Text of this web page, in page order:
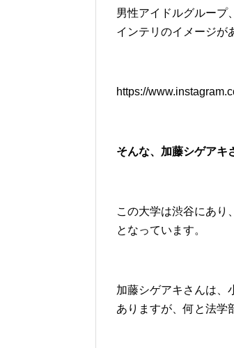
男性アイドルグループ
インテリのイメージが
https://
そんな、加藤シゲアキ
この大学は渋谷にあり
となっています。
加藤シゲアキさんは、
ありますが、何と法学